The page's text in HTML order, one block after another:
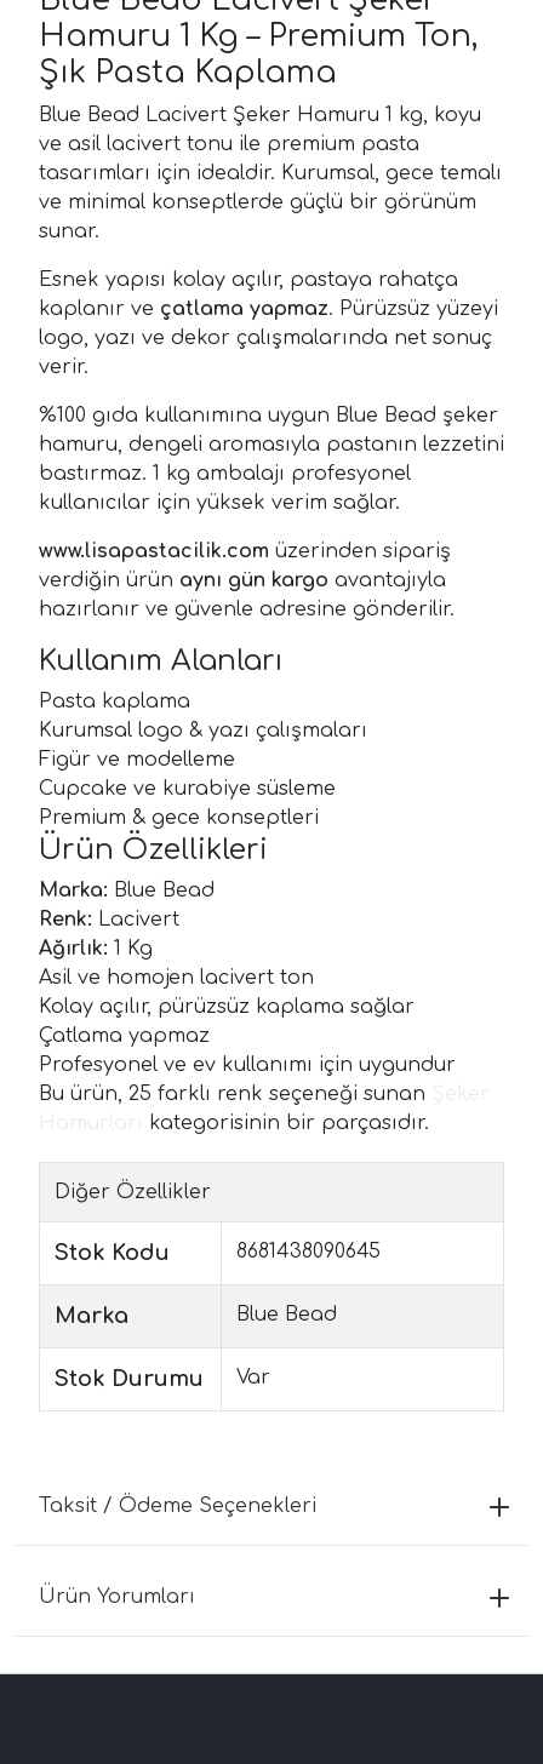
Hamuru 1 Kg – Premium Ton,
Şık Pasta Kaplama
Blue Bead Lacivert Şeker Hamuru 1 kg, koyu
ve asil lacivert tonu ile premium pasta
tasarımları için idealdir. Kurumsal, gece temalı
ve minimal konseptlerde güçlü bir görünüm
sunar.
Esnek yapısı kolay açılır, pastaya rahatça
kaplanır ve çatlama yapmaz. Pürüzsüz yüzeyi
logo, yazı ve dekor çalışmalarında net sonuç
verir.
%100 gıda kullanımına uygun Blue Bead şeker
hamuru, dengeli aromasıyla pastanın lezzetini
bastırmaz. 1 kg ambalajı profesyonel
kullanıcılar için yüksek verim sağlar.
www.lisapastacilik.com üzerinden sipariş
verdiğin ürün aynı gün kargo avantajıyla
hazırlanır ve güvenle adresine gönderilir.
Kullanım Alanları
Pasta kaplama
Kurumsal logo & yazı çalışmaları
Figür ve modelleme
Cupcake ve kurabiye süsleme
Premium & gece konseptleri
Ürün Özellikleri
Marka: Blue Bead
Renk: Lacivert
Ağırlık: 1 Kg
Asil ve homojen lacivert ton
Kolay açılır, pürüzsüz kaplama sağlar
Çatlama yapmaz
Profesyonel ve ev kullanımı için uygundur
Bu ürün, 25 farklı renk seçeneği sunan
kategorisinin bir parçasıdır.
Diğer Özellikler
Stok Kodu 8681438090645
Marka Blue Bead
Stok Durumu Var
Taksit / Ödeme Seçenekleri
Ürün Yorumları